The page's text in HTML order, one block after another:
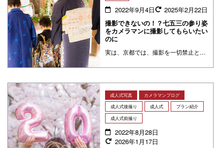
2022年9月4日
2025年2月22日
撮影できないの！？七五三の参り姿
をカメラマンに撮影してもらいたい
のに
実は、京都では、撮影を一切禁止となっている神社・お寺が多く、お参りなどの目的があり行かれても、撮影できないこと、皆さんご存知でしょうか。ただ、七五三のような、特に子供の成長を祝う大切な一日は、写真に納めたいですよね。今回は、プロのカメラマンが同行し、七五三のご祈祷風景からお参りの後のちょっとしたお散歩まで撮影できる七五三ロケーション撮影プラン（梅宮大社）をご紹介したいと思います。
成人式写真
カメラマンブログ
成人式後撮り
成人式
プラン紹介
成人式前撮り
2022年8月28日
2026年1月17日